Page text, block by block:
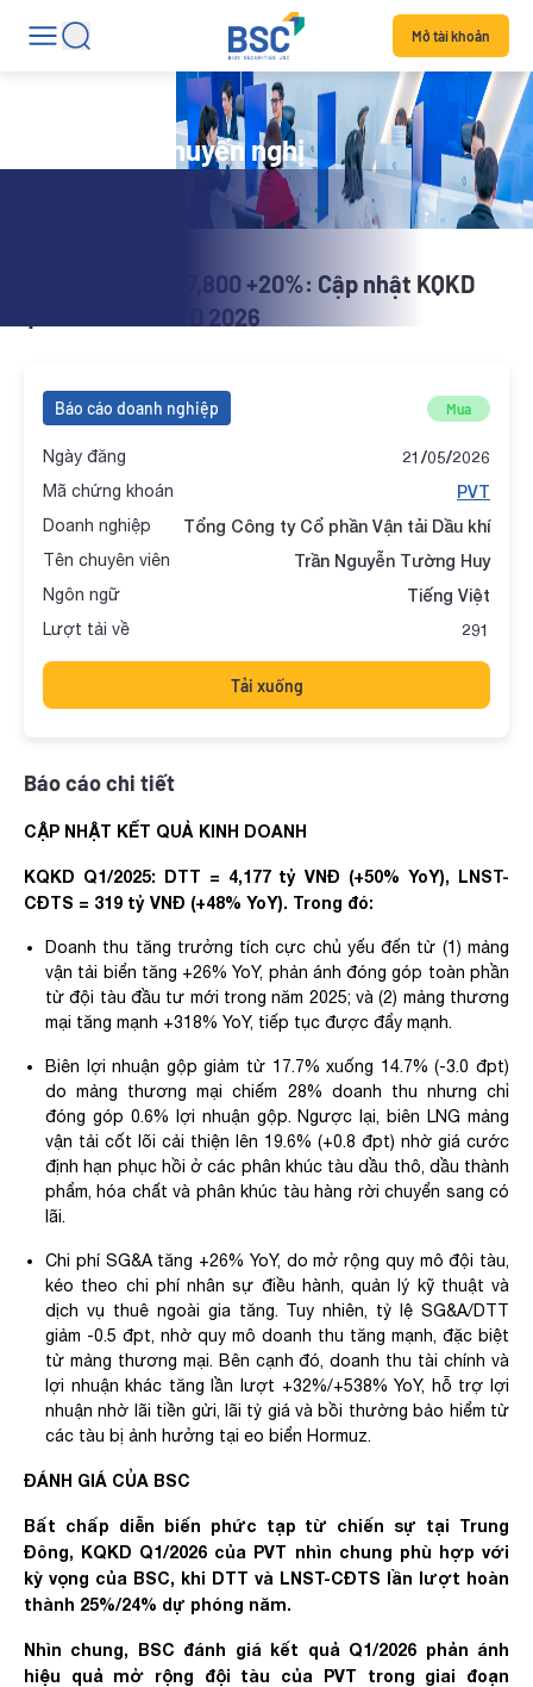
Mở tài khoản
Danh mục khuyến nghị
X-Stock | PVT 27,800 +20%: Cập nhật KQKD
Q1/2026 và ĐHCĐ 2026
Báo cáo doanh nghiệp Mua
Ngày đăng 21/05/2026
Mã chứng khoán PVT
Doanh nghiệp Tổng Công ty Cổ phần Vận tải Dầu khí
Tên chuyên viên Trần Nguyễn Tường Huy
Ngôn ngữ Tiếng Việt
Lượt tải về 291
Tải xuống
Báo cáo chi tiết
CẬP NHẬT KẾT QUẢ KINH DOANH ​
KQKD Q1/2025: DTT = 4,177 tỷ VNĐ (+50% YoY), LNST-
CĐTS = 319 tỷ VNĐ (+48% YoY). Trong đó:​
Doanh thu tăng trưởng tích cực chủ yếu đến từ (1) mảng
vận tải biển tăng +26% YoY, phản ánh đóng góp toàn phần
từ đội tàu đầu tư mới trong năm 2025; và (2) mảng thương
mại tăng mạnh +318% YoY, tiếp tục được đẩy mạnh.​
Biên lợi nhuận gộp giảm từ 17.7% xuống 14.7% (-3.0 đpt)
do mảng thương mại chiếm 28% doanh thu nhưng chỉ
đóng góp 0.6% lợi nhuận gộp. Ngược lại, biên LNG mảng
vận tải cốt lõi cải thiện lên 19.6% (+0.8 đpt) nhờ giá cước
định hạn phục hồi ở các phân khúc tàu dầu thô, dầu thành
phẩm, hóa chất và phân khúc tàu hàng rời chuyển sang có
lãi.​
Chi phí SG&A tăng +26% YoY, do mở rộng quy mô đội tàu,
kéo theo chi phí nhân sự điều hành, quản lý kỹ thuật và
dịch vụ thuê ngoài gia tăng. Tuy nhiên, tỷ lệ SG&A/DTT
giảm -0.5 đpt, nhờ quy mô doanh thu tăng mạnh, đặc biệt
từ mảng thương mại. Bên cạnh đó, doanh thu tài chính và
lợi nhuận khác tăng lần lượt +32%/+538% YoY, hỗ trợ lợi
nhuận nhờ lãi tiền gửi, lãi tỷ giá và bồi thường bảo hiểm từ
các tàu bị ảnh hưởng tại eo biển Hormuz.​
ĐÁNH GIÁ CỦA BSC​
Bất chấp diễn biến phức tạp từ chiến sự tại Trung
Đông, KQKD Q1/2026 của PVT nhìn chung phù hợp với
kỳ vọng của BSC, khi DTT và LNST-CĐTS lần lượt hoàn
thành 25%/24% dự phóng năm.​
Nhìn chung, BSC đánh giá kết quả Q1/2026 phản ánh
hiệu quả mở rộng đội tàu của PVT trong giai đoạn